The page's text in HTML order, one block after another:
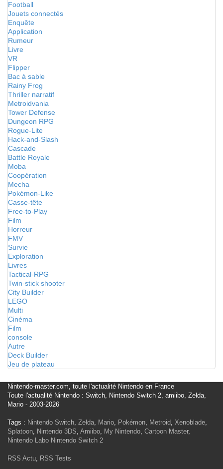
Football
Jouets connectés
Enquête
Application
Rumeur
Livre
VR
Flipper
Bac à sable
Rainy Frog
Thriller narratif
Metroidvania
Tower Defense
Dungeon RPG
Rogue-Lite
Hack-and-Slash
Cascade
Battle Royale
Moba
Coopération
Mecha
Pokémon-Like
Casse-tête
Free-to-Play
Film
Horreur
FMV
Survie
Exploration
Livres
Tactical-RPG
Twin-stick shooter
City Builder
LEGO
Multi
Cinéma
Film
console
Autre
Deck Builder
Jeu de plateau
Nintendo-master.com, toute l'actualité Nintendo en France
Toute l'actualité Nintendo : Switch, Nintendo Switch 2, amiibo, Zelda,
Mario - 2003-2026
Tags : Nintendo Switch, Zelda, Mario, Pokémon, Metroid, Xenoblade,
Splatoon, Nintendo 3DS, Amiibo, My Nintendo, Cartoon Master,
Nintendo Labo Nintendo Switch 2
RSS Actu, RSS Tests